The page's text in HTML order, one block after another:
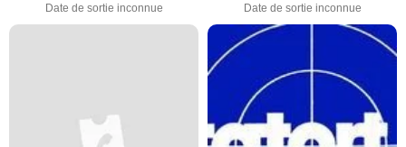
Date de sortie inconnue Date de sortie inconnue